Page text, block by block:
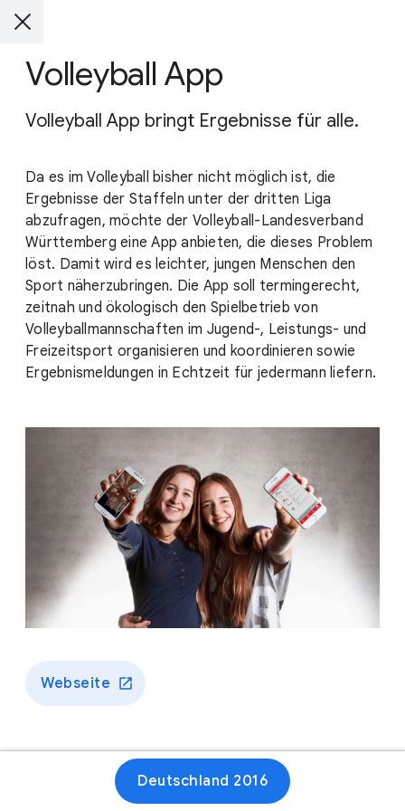
Volleyball App
Volleyball App bringt Ergebnisse für alle.
Da es im Volleyball bisher nicht möglich ist, die
Ergebnisse der Staffeln unter der dritten Liga
abzufragen, möchte der Volleyball-Landesverband
Württemberg eine App anbieten, die dieses Problem
löst. Damit wird es leichter, jungen Menschen den
Sport näherzubringen. Die App soll termingerecht,
zeitnah und ökologisch den Spielbetrieb von
Volleyballmannschaften im Jugend-, Leistungs- und
Freizeitsport organisieren und koordinieren sowie
Ergebnismeldungen in Echtzeit für jedermann liefern.
Webseite
Deutschland 2016